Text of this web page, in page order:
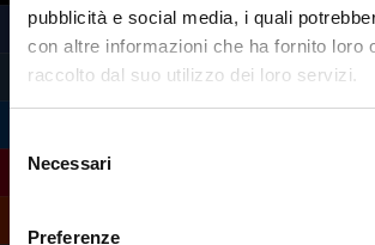
pubblicità e social media, i quali
con altre informazioni che ha fornito loro
raccolto dal suo utilizzo dei loro servizi.
delNecessari
Preferenze